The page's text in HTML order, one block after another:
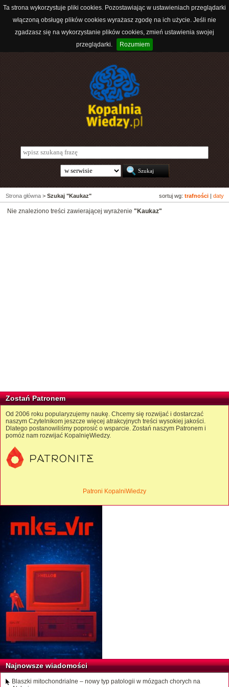
Ta strona wykorzystuje pliki cookies. Pozostawiając w ustawieniach przeglądarki
włączoną obsługę plików cookies wyrażasz zgodę na ich użycie. Jeśli nie
zgadzasz się na wykorzystanie plików cookies, zmień ustawienia swojej
przeglądarki.
Rozumiem
sortuj wg: trafności daty
Strona główna > Szukaj "Kaukaz"
Nie znaleziono treści zawierającej wyrażenie "Kaukaz"
Zostań Patronem
Od 2006 roku popularyzujemy naukę. Chcemy się rozwijać i dostarczać
naszym Czytelnikom jeszcze więcej atrakcyjnych treści wysokiej jakości.
Dlatego postanowiliśmy poprosić o wsparcie. Zostań naszym Patronem i
pomóż nam rozwijać KopalnięWiedzy.
Patroni KopalniWiedzy
Najnowsze wiadomości
Blaszki mitochondrialne – nowy typ patologii w mózgach chorych na